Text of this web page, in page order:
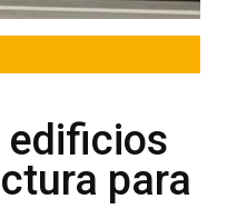
edificios
para